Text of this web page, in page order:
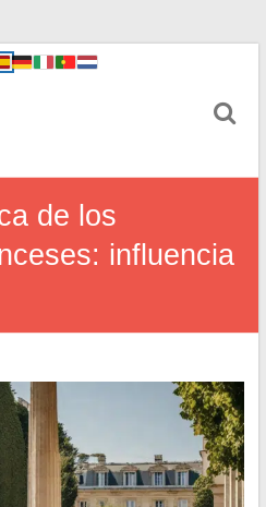
de los
influencia